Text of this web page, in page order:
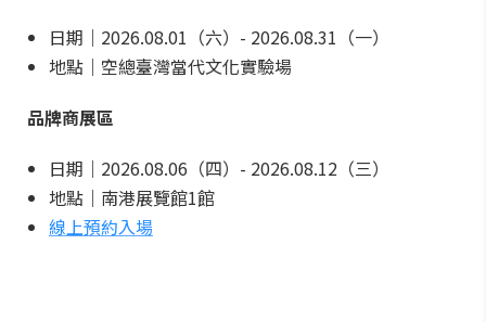
日期｜2026.08.01（六）- 2026.08.31（一）
地點｜空總臺灣當代文化實驗場
品牌商展區
日期｜2026.08.06（四）- 2026.08.12（三）
地點｜南港展覽館1館
線上預約入場